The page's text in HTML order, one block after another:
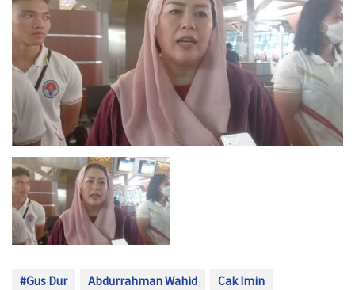
#Gus Dur Abdurrahman Wahid
Cak Imin